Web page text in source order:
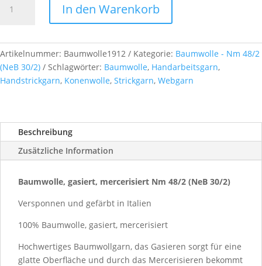
gasiert,
48/2
(NeB
30/2),
Farb-
Menge
In den Warenkorb
Artikelnummer: Baumwolle1912 Kategorie: Baumwolle - Nm 48/2
(NeB 30/2)
Schlagwörter: Baumwolle, Handarbeitsgarn,
Handstrickgarn, Konenwolle, Strickgarn, Webgarn
Beschreibung
Zusätzliche Information
Baumwolle, gasiert, mercerisiert Nm 48/2 (NeB 30/2)
Versponnen und gefärbt in Italien
100% Baumwolle, gasiert, mercerisiert
Hochwertiges Baumwollgarn, das Gasieren sorgt für eine
glatte Oberfläche und durch das Mercerisieren bekommt